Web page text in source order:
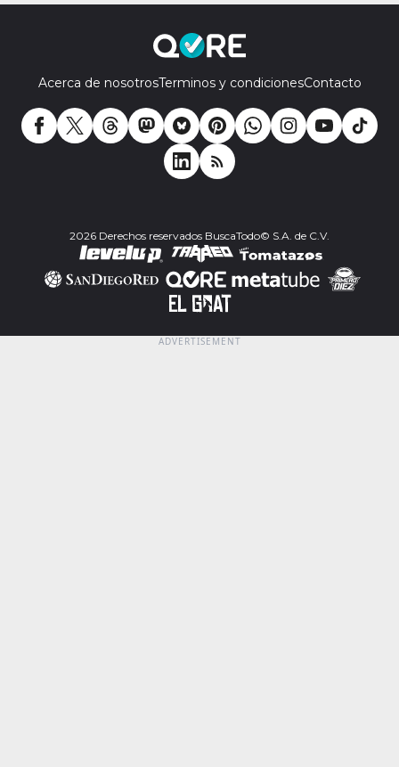
Acerca de nosotrosTerminos y condicionesContacto
2026 Derechos reservados BuscaTodo© S.A. de C.V.